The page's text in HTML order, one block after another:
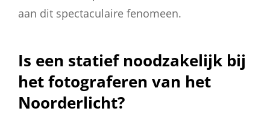
aan dit spectaculaire fenomeen.
Is een statief noodzakelijk bij
het fotograferen van het
Noorderlicht?